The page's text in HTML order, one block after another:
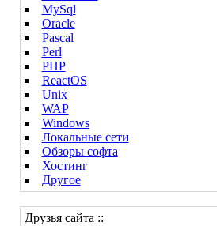
MySql
Oracle
Pascal
Perl
PHP
ReactOS
Unix
WAP
Windows
Локальные сети
Обзоры софта
Хостинг
Другое
Друзья сайта ::